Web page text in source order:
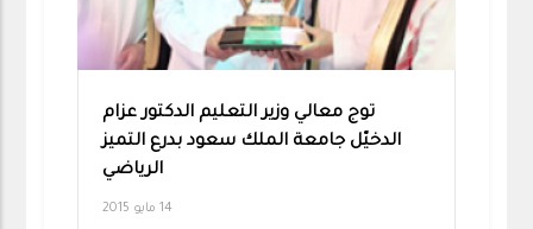
توج معالي وزير التعليم الدكتور عزام
الدخيّل جامعة الملك سعود بدرع التميز
الرياضي
14 مايو 2015